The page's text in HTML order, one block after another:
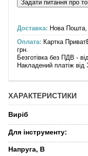
Доставка: Нова Пошта,
Оплата: Картка
грн.
Безготівка без ПДВ -
Накладений платіж від
ХАРАКТЕРИСТИКИ
Виріб
Для інструменту:
Напруга, В